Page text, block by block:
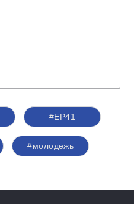
#ЕР41
#молодежь